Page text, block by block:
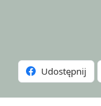
Udostępnij